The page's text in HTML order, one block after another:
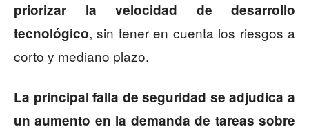
priorizar la velocidad de desarrollo
tecnológico, sin tener en cuenta los riesgos a
corto y mediano plazo.
La principal falla de seguridad se adjudica a
un aumento en la demanda de tareas sobre